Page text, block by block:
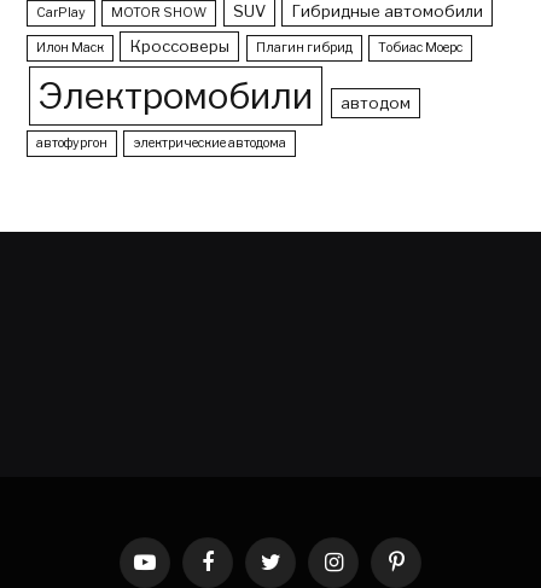
CarPlay MOTOR SHOW SUV Гибридные автомобили
Илон Маск Кроссоверы Плагин гибрид Тобиас Моерс
Электромобили автодом
автофургон электрические автодома
YouTubeFacebookTwitter InstagramPinterest